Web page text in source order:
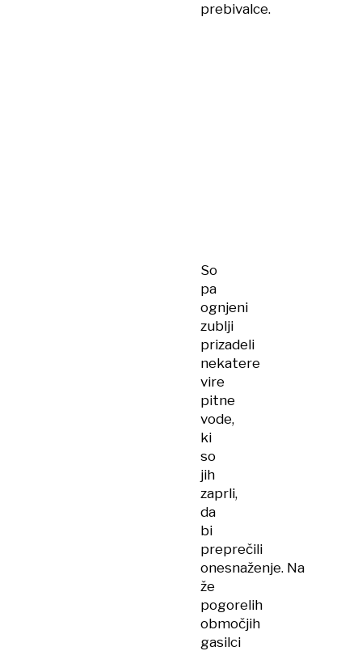
prebivalce.
So
pa
ognjeni
zublji
prizadeli
nekatere
vire
pitne
vode,
ki
so
jih
zaprli,
da
bi
preprečili
onesnaženje. Na
že
pogorelih
območjih
gasilci